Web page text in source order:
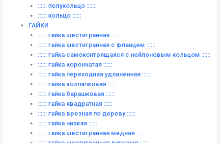
:::::: полукольцо ::::::
:::::: кольцо ::::::
ГАЙКИ
:::::: гайка шестигранная ::::::
:::::: гайка шестигранная с фланцем ::::::
:::::: гайка самоконтрящаяся с нейлоновым кольцом ::::::
:::::: гайка корончатая ::::::
:::::: гайка переходная удлиненная ::::::
:::::: гайка колпачковая ::::::
:::::: гайка барашковая ::::::
:::::: гайка квадратная ::::::
:::::: гайка врезная по дереву ::::::
:::::: гайка низкая ::::::
:::::: гайка шестигранная медная ::::::